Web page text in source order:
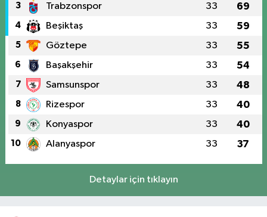
3 Trabzonspor 33 69
4 Beşiktaş 33 59
5 Göztepe 33 55
6 Başakşehir 33 54
7 Samsunspor 33 48
8 Rizespor 33 40
9 Konyaspor 33 40
10 Alanyaspor 33 37
Detaylar için tıklayın